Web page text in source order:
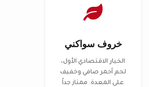
خروف سواكني
الخيار الاقتصادي الأول،
لحم أحمر صافي وخفيف
على المعدة. ممتاز جداً